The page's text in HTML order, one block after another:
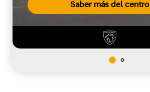
Saber más del centro